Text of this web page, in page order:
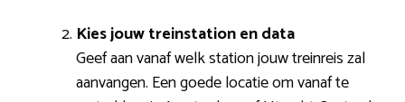
Kies jouw treinstation en data
Geef aan vanaf welk station jouw treinreis zal
aanvangen. Een goede locatie om vanaf te